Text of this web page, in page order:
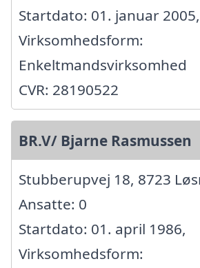
Startdato: 01. januar 2005,
Virksomhedsform:
Enkeltmandsvirksomhed
CVR: 28190522
BR.V/ Bjarne Rasmussen
Stubberupvej 18, 8723
Ansatte: 0
Startdato: 01. april 1986,
Virksomhedsform: